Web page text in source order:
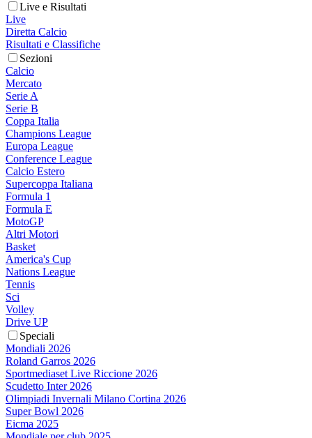
Live e Risultati
Live
Diretta Calcio
Risultati e Classifiche
Sezioni
Calcio
Mercato
Serie A
Serie B
Coppa Italia
Champions League
Europa League
Conference League
Calcio Estero
Supercoppa Italiana
Formula 1
Formula E
MotoGP
Altri Motori
Basket
America's Cup
Nations League
Tennis
Sci
Volley
Drive UP
Speciali
Mondiali 2026
Roland Garros 2026
Sportmediaset Live Riccione 2026
Scudetto Inter 2026
Olimpiadi Invernali Milano Cortina 2026
Super Bowl 2026
Eicma 2025